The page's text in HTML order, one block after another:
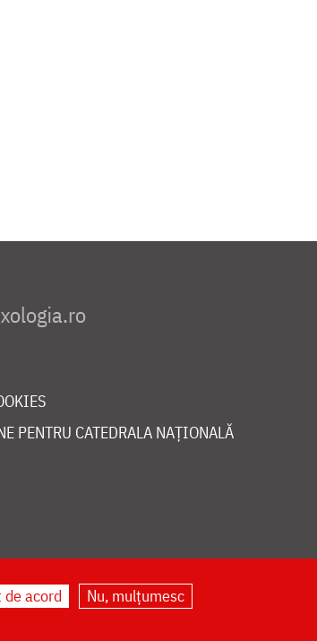
PENTRU CATEDRALA NAȚIONALĂ
de acord Nu, mulțumesc